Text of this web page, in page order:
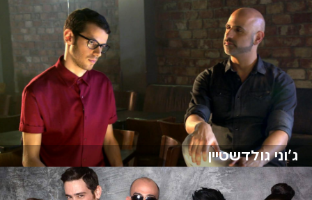
ג'וני גולדשטיין